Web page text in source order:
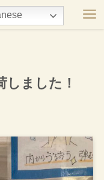
しました！